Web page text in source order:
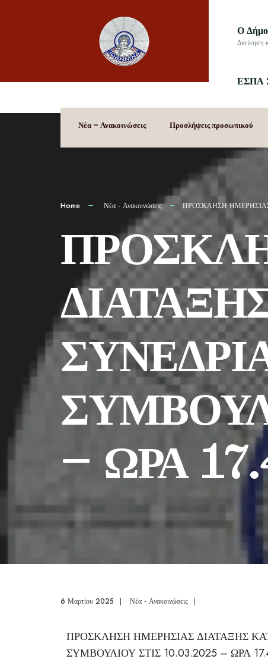
Ο
Διοίκηση
ΕΣΠΑ
Νέα – Ανακοινώσεις Προσλήψεις προσωπικού
Home Νέα - Ανακοινώσεις ΠΡΟΣΚΛΗΣΗ
– ΩΡΑ
6 Μαρτίου 2025 | Νέα - Ανακοινώσεις |
ΠΡΟΣΚΛΗΣΗ ΗΜΕΡΗΣΙΑΣ ΔΙΑΤΑΞΗΣ
ΣΥΜΒΟΥΛΙΟΥ ΣΤΙΣ 10.03.2025 – ΩΡΑ